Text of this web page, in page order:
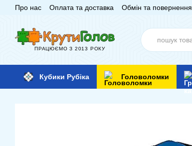
Перейти до основного контенту
Про нас Оплата та доставка Обмін та повернення
ПРАЦЮЄМО З 2013 РОКУ
Кубики Рубіка Головоломки